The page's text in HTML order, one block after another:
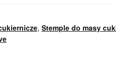
, Stemple do masy